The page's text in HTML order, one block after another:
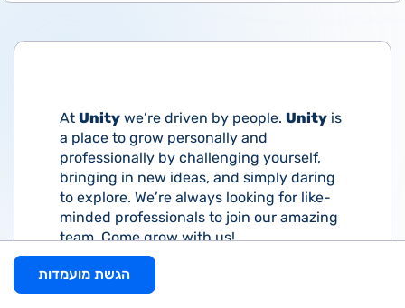
At Unity we’re driven by people. Unity is
a place to grow personally and
professionally by challenging yourself,
bringing in new ideas, and simply daring
to explore. We’re always looking for like-
minded professionals to join our amazing
team. Come grow with us!
We are on the lookout for a talented
Bookkeeper to join our growing Finance
הגשת מועמדות